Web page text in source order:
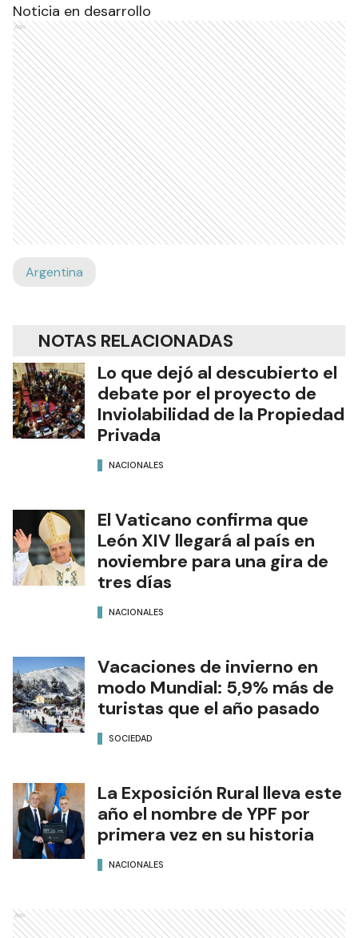
Noticia en desarrollo
Ads
Argentina
NOTAS RELACIONADAS
Lo que dejó al descubierto el
debate por el proyecto de
Inviolabilidad de la Propiedad
Privada
NACIONALES
El Vaticano confirma que
León XIV llegará al país en
noviembre para una gira de
tres días
NACIONALES
Vacaciones de invierno en
modo Mundial: 5,9% más de
turistas que el año pasado
SOCIEDAD
La Exposición Rural lleva este
año el nombre de YPF por
primera vez en su historia
NACIONALES
Ads